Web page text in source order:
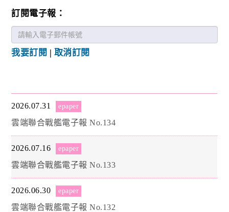
訂閱電子報：
我要訂閱 | 取消訂閱
2026.07.31 epaper
雲端聯合戰艦電子報 No.134
2026.07.16 epaper
雲端聯合戰艦電子報 No.133
2026.06.30 epaper
雲端聯合戰艦電子報 No.132